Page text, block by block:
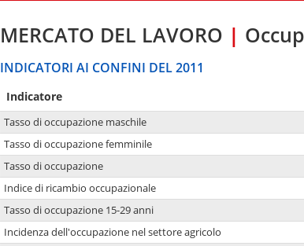
MERCATO DEL LAVORO |
INDICATORI AI CONFINI DEL 2011
Indicatore
Tasso di occupazione maschile
Tasso di occupazione femminile
Tasso di occupazione
Indice di ricambio occupazionale
Tasso di occupazione 15-29 anni
Incidenza dell'occupazione nel settore agricolo